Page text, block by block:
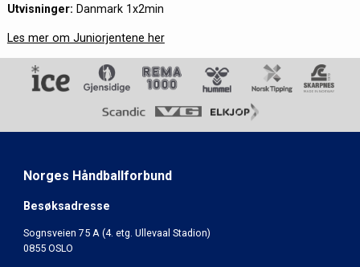
Utvisninger: Danmark 1x2min
Les mer om Juniorjentene her
Norges Håndballforbund
Besøksadresse
Sognsveien 75 A (4. etg. Ullevaal Stadion)
0855 OSLO